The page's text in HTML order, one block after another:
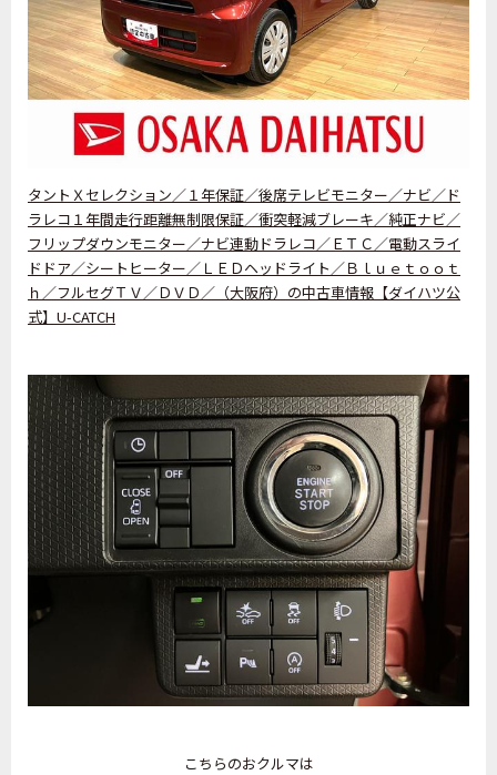
タントＸセレクション／１年保証／後席テレビモニター／ナビ／ド
ラレコ１年間走行距離無制限保証／衝突軽減ブレーキ／純正ナビ／
フリップダウンモニター／ナビ連動ドラレコ／ＥＴＣ／電動スライ
ドドア／シートヒーター／ＬＥＤヘッドライト／Ｂｌｕｅｔｏｏｔ
ｈ／フルセグＴＶ／ＤＶＤ／（大阪府）の中古車情報【ダイハツ公
式】U-CATCH
こちらのおクルマは